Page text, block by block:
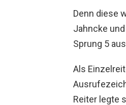
Denn diese
Jahncke
Sprung 5
Als
Reiter legte